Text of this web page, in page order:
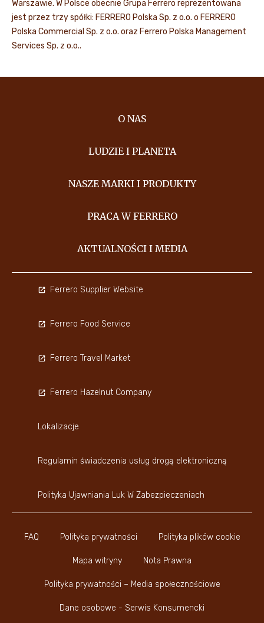
Warszawie. W Polsce obecnie Grupa Ferrero reprezentowana
jest przez trzy spółki: FERRERO Polska Sp. z o.o. o FERRERO
Polska Commercial Sp. z o.o. oraz Ferrero Polska Management
Services Sp. z o.o..
O NAS
LUDZIE I PLANETA
NASZE MARKI I PRODUKTY
PRACA W FERRERO
AKTUALNOŚCI I MEDIA
FAQ Polityka prywatności Polityka plików cookie
Mapa witryny Nota Prawna
Polityka prywatności – Media społecznościowe
Dane osobowe - Serwis Konsumencki
Ferrero Supplier Website
Ferrero Food Service
Ferrero Travel Market
Ferrero Hazelnut Company
Lokalizacje
Regulamin świadczenia usług drogą elektroniczną
Polityka Ujawniania Luk W Zabezpieczeniach